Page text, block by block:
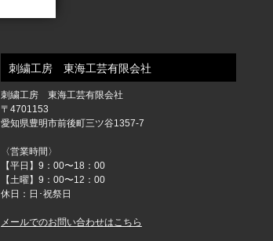
刺繍工房 東海工芸有限会社
刺繍工房 東海工芸有限会社
〒4701153
愛知県豊明市前後町三ツ谷1357-7
〈営業時間〉
【平日】9：00〜18：00
【土曜】9：00〜12：00
休日：日･祝祭日
メールでのお問い合わせはこちら